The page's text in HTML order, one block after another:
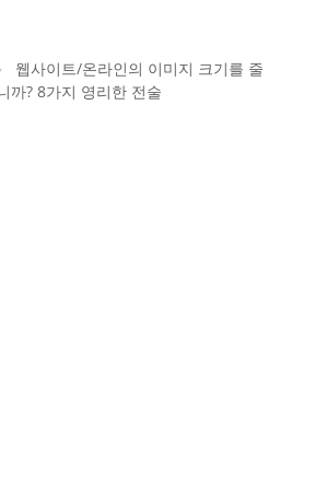
웹사이트/온라인의 이미지 크기를 줄
까? 8가지 영리한 전술